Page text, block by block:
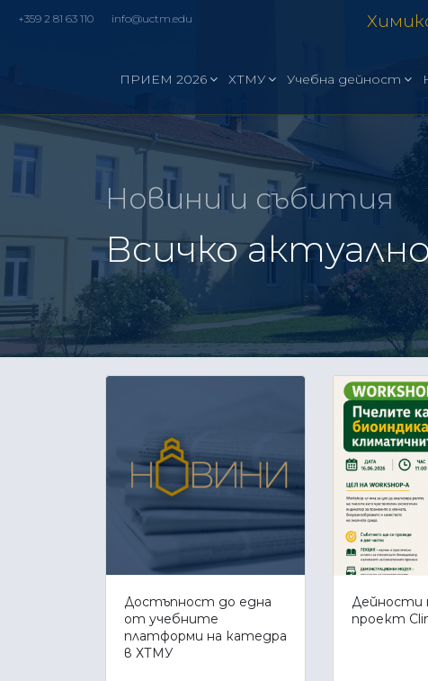
+359 2 81 63 110 info@uctm.edu
ПРИЕМ 2026 ХТМУ Учебна дейност
Новини и събития
Всичко
Достъпност до една
от учебните
платформи на катедра
в ХТМУ
Дейности
проект